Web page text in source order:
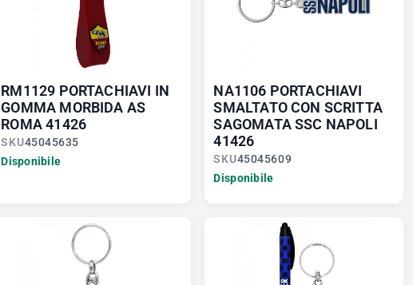
RM1129 PORTACHIAVI IN
GOMMA MORBIDA AS
ROMA 41426
SKU45045635
Disponibile
NA1106 PORTACHIAVI
SMALTATO CON SCRITTA
SAGOMATA SSC NAPOLI
41426
SKU45045609
Disponibile